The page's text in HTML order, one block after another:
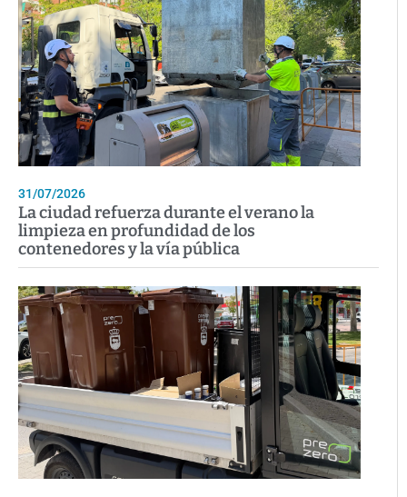
31/07/2026
La ciudad refuerza durante el verano la
limpieza en profundidad de los
contenedores y la vía pública